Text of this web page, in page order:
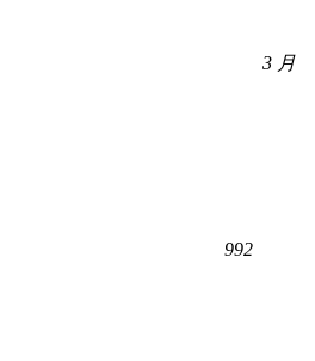
3 月
992